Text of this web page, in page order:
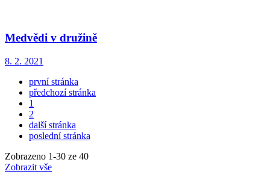
Medvědi v družině
8. 2. 2021
první stránka
předchozí stránka
1
2
další stránka
poslední stránka
Zobrazeno 1-30 ze 40
Zobrazit vše